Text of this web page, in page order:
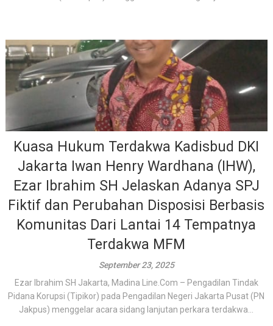
Kuasa Hukum Terdakwa Kadisbud DKI
Jakarta Iwan Henry Wardhana (IHW),
Ezar Ibrahim SH Jelaskan Adanya SPJ
Fiktif dan Perubahan Disposisi Berbasis
Komunitas Dari Lantai 14 Tempatnya
Terdakwa MFM
September 23, 2025
Ezar Ibrahim SH Jakarta, Madina Line.Com – Pengadilan Tindak
Pidana Korupsi (Tipikor) pada Pengadilan Negeri Jakarta Pusat (PN
Jakpus) menggelar acara sidang lanjutan perkara terdakwa...